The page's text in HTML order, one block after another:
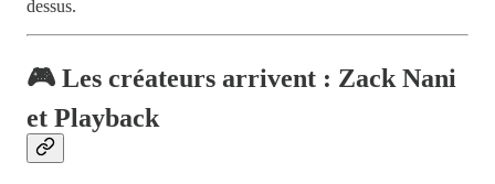
dessus.
🎮 Les créateurs arrivent : Zack Nani
et Playback